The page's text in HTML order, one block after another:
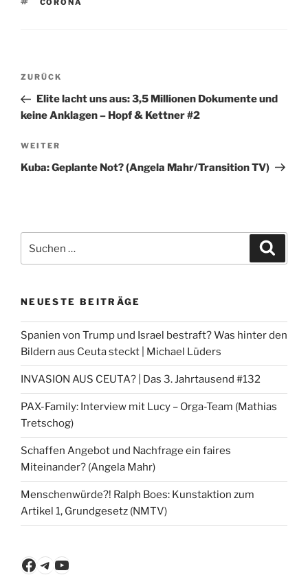
CORONA
Beitragsnavigation
Vorheriger
Beitrag
ZURÜCK
Elite lacht uns aus: 3,5 Millionen Dokumente und
keine Anklagen – Hopf & Kettner #2
Nächster
Beitrag
WEITER
Kuba: Geplante Not? (Angela Mahr/Transition TV)
nach:
NEUESTE BEITRÄGE
Spanien von Trump und Israel bestraft? Was hinter den
Bildern aus Ceuta steckt | Michael Lüders
INVASION AUS CEUTA? | Das 3. Jahrtausend #132
PAX-Family: Interview mit Lucy – Orga-Team (Mathias
Tretschog)
Schaffen Angebot und Nachfrage ein faires
Miteinander? (Angela Mahr)
Menschenwürde?! Ralph Boes: Kunstaktion zum
Artikel 1, Grundgesetz (NMTV)
Facebook
Telegram
YouTube